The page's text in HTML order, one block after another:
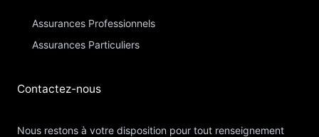
Assurances Professionnels
Assurances Particuliers​
Contactez-nous​
Nous restons à votre disposition pour tout renseignement